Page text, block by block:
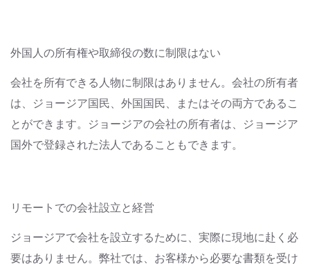
外国人の所有権や取締役の数に制限はない
会社を所有できる人物に制限はありません。会社の所有者
は、ジョージア国民、外国国民、またはその両方であるこ
とができます。ジョージアの会社の所有者は、ジョージア
国外で登録された法人であることもできます。
リモートでの会社設立と経営
ジョージアで会社を設立するために、実際に現地に赴く必
要はありません。弊社では、お客様から必要な書類を受け